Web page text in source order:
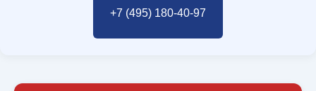
+7 (495) 180-40-97